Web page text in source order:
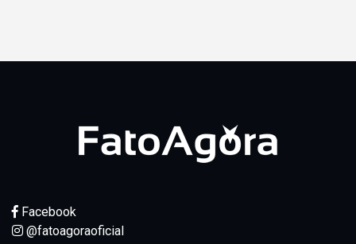
Facebook
@fatoagoraoficial